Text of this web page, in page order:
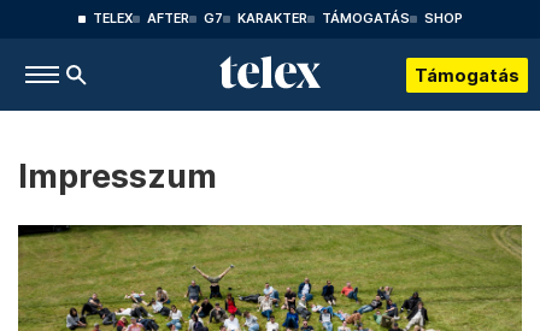
TELEX AFTER G7 KARAKTER TÁMOGATÁS SHOP
Támogatás
Impresszum